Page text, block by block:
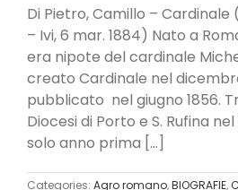
Di Pietro, Camillo – Cardinale
– Ivi, 6 mar. 1884) Nato a
era nipote del cardinale
creato Cardinale nel
pubblicato nel giugno 1856.
Diocesi di Porto e S. Rufina
solo anno prima [...]
Categories: Agro romano,BIOGRAFIE,